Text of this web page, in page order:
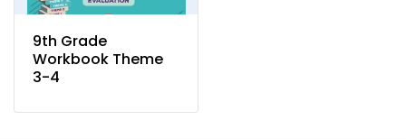
9th Grade
Workbook Theme
3-4